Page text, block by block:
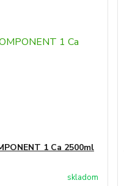
1 Ca 2500ml
skladom